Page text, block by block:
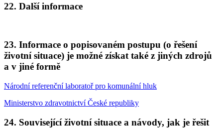
22. Další informace
23. Informace o popisovaném postupu (o řešení
životní situace) je možné získat také z jiných zdrojů
a v jiné formě
Národní referenční laboratoř pro komunální hluk
Ministerstvo zdravotnictví České republiky
24. Související životní situace a návody, jak je řešit